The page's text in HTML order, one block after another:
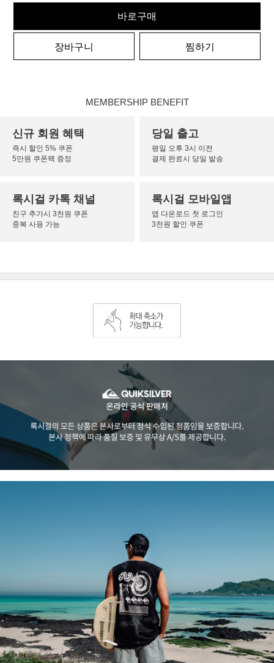
바로구매
장바구니 찜하기
MEMBERSHIP BENEFIT
신규 회원 혜택
즉시 할인 5% 쿠폰
5만원 쿠폰팩 증정
당일 출고
평일 오후 3시 이전
결제 완료시 당일 발송
록시걸 카톡 채널
친구 추가시 3천원 쿠폰
중복 사용 가능
록시걸 모바일앱
앱 다운로드 첫 로그인
3천원 할인 쿠폰